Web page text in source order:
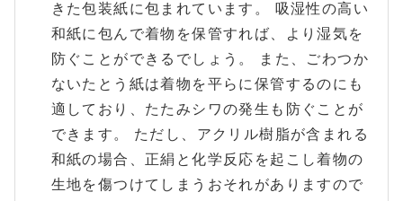
きた包装紙に包まれています。 吸湿性の高い
和紙に包んで着物を保管すれば、より湿気を
防ぐことができるでしょう。 また、ごわつか
ないたとう紙は着物を平らに保管するのにも
適しており、たたみシワの発生も防ぐことが
できます。 ただし、アクリル樹脂が含まれる
和紙の場合、正絹と化学反応を起こし着物の
生地を傷つけてしまうおそれがありますので